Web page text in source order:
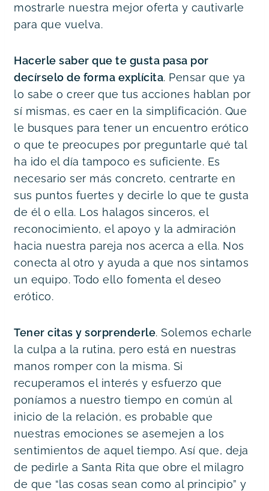
mostrarle nuestra mejor oferta y cautivarle
para que vuelva.
Hacerle saber que te gusta pasa por
decírselo de forma explícita. Pensar que ya
lo sabe o creer que tus acciones hablan por
sí mismas, es caer en la simplificación. Que
le busques para tener un encuentro erótico
o que te preocupes por preguntarle qué tal
ha ido el día tampoco es suficiente. Es
necesario ser más concreto, centrarte en
sus puntos fuertes y decirle lo que te gusta
de él o ella. Los halagos sinceros, el
reconocimiento, el apoyo y la admiración
hacia nuestra pareja nos acerca a ella. Nos
conecta al otro y ayuda a que nos sintamos
un equipo. Todo ello fomenta el deseo
erótico.
Tener citas y sorprenderle. Solemos echarle
la culpa a la rutina, pero está en nuestras
manos romper con la misma. Si
recuperamos el interés y esfuerzo que
poníamos a nuestro tiempo en común al
inicio de la relación, es probable que
nuestras emociones se asemejen a los
sentimientos de aquel tiempo. Así que, deja
de pedirle a Santa Rita que obre el milagro
de que “las cosas sean como al principio” y